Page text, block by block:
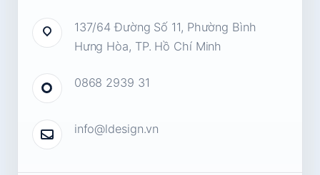
137/64 Đường Số 11, Phường Bình
Hưng Hòa, TP. Hồ Chí Minh
0868 2939 31
info@ldesign.vn